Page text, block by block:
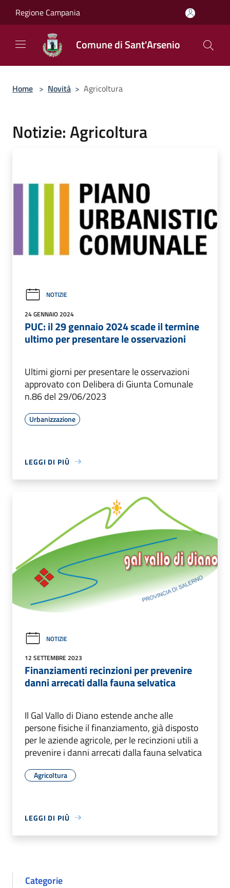
Regione Campania
Comune di Sant'Arsenio
Home > Novità > Agricoltura
Notizie: Agricoltura
NOTIZIE
24 GENNAIO 2024
PUC: il 29 gennaio 2024 scade il termine
ultimo per presentare le osservazioni
Ultimi giorni per presentare le osservazioni
approvato con Delibera di Giunta Comunale
n.86 del 29/06/2023
Urbanizzazione
LEGGI DI PIÙ
NOTIZIE
12 SETTEMBRE 2023
Finanziamenti recinzioni per prevenire
danni arrecati dalla fauna selvatica
Il Gal Vallo di Diano estende anche alle
persone fisiche il finanziamento, già disposto
per le aziende agricole, per le recinzioni utili a
prevenire i danni arrecati dalla fauna selvatica
Agricoltura
LEGGI DI PIÙ
Categorie